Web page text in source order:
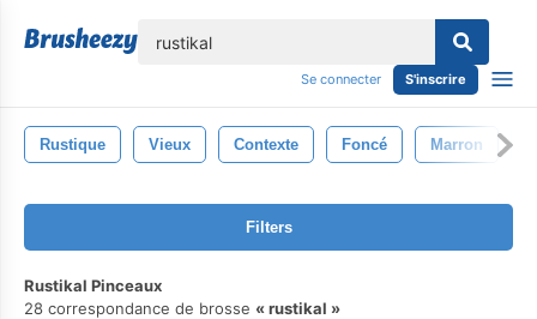
Se connecter S'inscrire
Rustique Vieux Contexte Foncé Marron
Filters
Rustikal Pinceaux
28 correspondance de brosse
rustikal